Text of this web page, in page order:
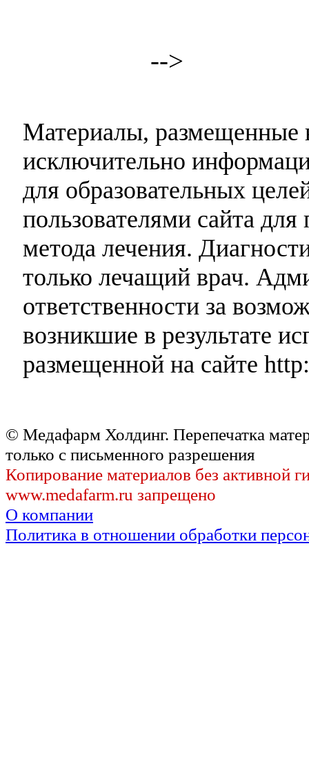
-->
Материалы, размещенные
исключительно
для образовательных
пользователями сайта
метода лечения.
только лечащий врач.
ответственности за
возникшие в результате
размещенной на сайте
© Медафарм Холдинг. Перепечатка
только с письменного разрешения
Копирование материалов без активной
www.medafarm.ru запрещено
О компании
Политика в отношении обработки